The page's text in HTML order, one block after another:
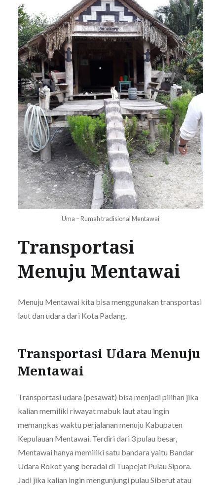
Uma – Rumah tradisional Mentawai
Transportasi
Menuju Mentawai
Menuju Mentawai kita bisa menggunakan transportasi
laut dan udara dari Kota Padang.
Transportasi Udara Menuju
Mentawai
Transportasi udara (pesawat) bisa menjadi pilihan jika
kalian memiliki riwayat mabuk laut atau ingin
memangkas waktu perjalanan menuju Kabupaten
Kepulauan Mentawai. Terdiri dari 3 pulau besar,
Mentawai hanya memiliki satu bandara yaitu Bandar
Udara Rokot yang beradai di Tuapejat Pulau Sipora.
Jadi jika kalian ingin mengunjungi pulau Siberut atau